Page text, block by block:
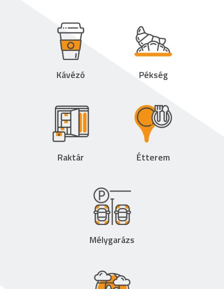
Kávézó Pékség
Raktár Étterem
Mélygarázs